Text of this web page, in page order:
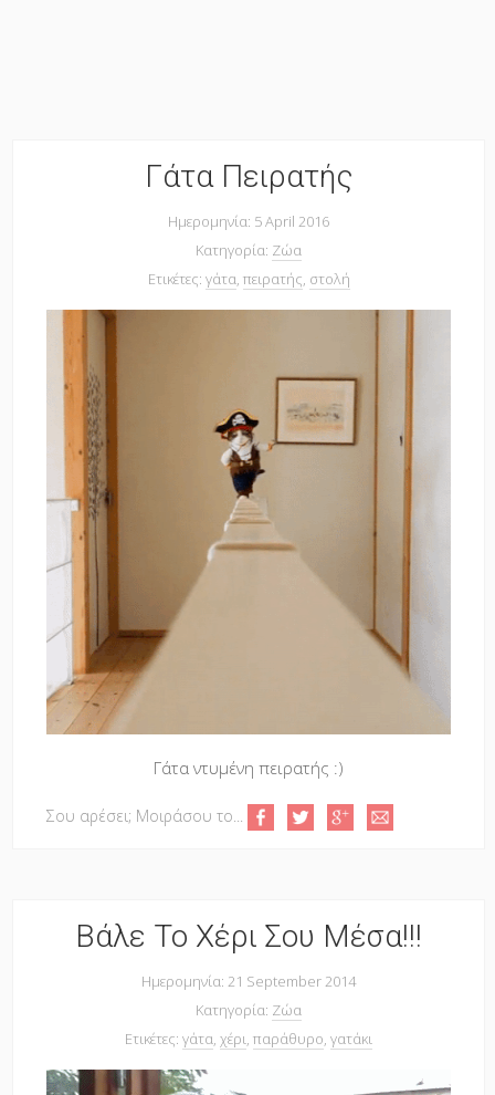
Γάτα Πειρατής
Ημερομηνία: 5 April 2016
Κατηγορία: Ζώα
Ετικέτες: γάτα, πειρατής, στολή
Γάτα ντυμένη πειρατής :)
Σου αρέσει; Μοιράσου το...
Βάλε Το Χέρι Σου Μέσα!!!
Ημερομηνία: 21 September 2014
Κατηγορία: Ζώα
Ετικέτες: γάτα, χέρι, παράθυρο, γατάκι